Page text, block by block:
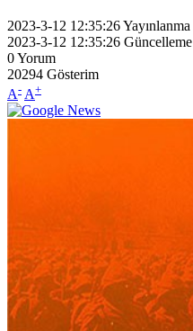
2023-3-12 12:35:26Yayınlanma
2023-3-12 12:35:26 Güncelleme
0Yorum
20294 Gösterim
A- A+